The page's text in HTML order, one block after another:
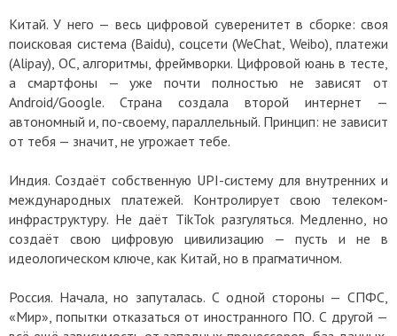
Китай. У него — весь цифровой суверенитет в сборке: своя
поисковая система (Baidu), соцсети (WeChat, Weibo), платежи
(Alipay), ОС, алгоритмы, фреймворки. Цифровой юань в тесте,
а смартфоны — уже почти полностью не зависят от
Android/Google. Страна создала второй интернет —
автономный и, по-своему, параллельный. Принцип: не зависит
от тебя — значит, не угрожает тебе.
Индия. Создаёт собственную UPI-систему для внутренних и
международных платежей. Контролирует свою телеком-
инфраструктуру. Не даёт TikTok разгуляться. Медленно, но
создаёт свою цифровую цивилизацию — пусть и не в
идеологическом ключе, как Китай, но в прагматичном.
Россия. Начала, но запуталась. С одной стороны — СПФС,
«Мир», попытки отказаться от иностранного ПО. С другой —